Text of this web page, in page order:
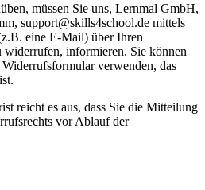
müssen Sie uns, Lernmal GmbH,
support@skills4school.de mittels
eine E-Mail) über Ihren
widerrufen, informieren. Sie können
verwenden, das
reicht es aus, dass Sie die Mitteilung
vor Ablauf der